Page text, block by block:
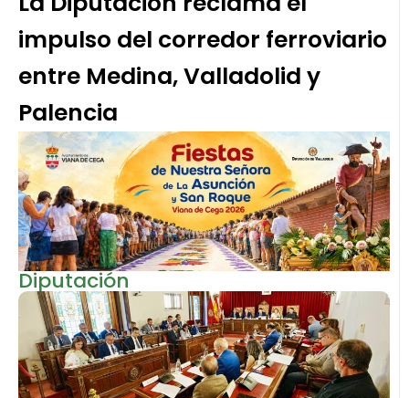
impulso del corredor ferroviario
entre Medina, Valladolid y
Palencia
Diputación